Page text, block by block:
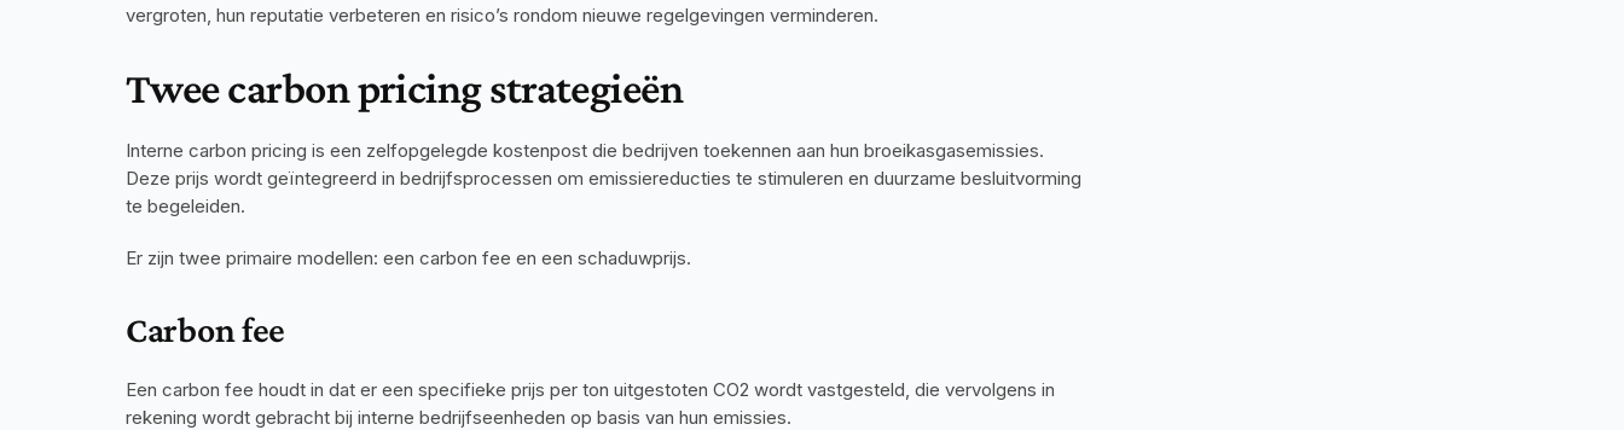
vergroten, hun reputatie verbeteren en risico’s rondom nieuwe regelgevingen verminderen.
Twee carbon pricing strategieën
Interne carbon pricing is een zelfopgelegde kostenpost die bedrijven toekennen aan hun broeikasgasemissies.
Deze prijs wordt geïntegreerd in bedrijfsprocessen om emissiereducties te stimuleren en duurzame besluitvorming
te begeleiden.
Er zijn twee primaire modellen: een carbon fee en een schaduwprijs.
Carbon fee
Een carbon fee houdt in dat er een specifieke prijs per ton uitgestoten CO2 wordt vastgesteld, die vervolgens in
rekening wordt gebracht bij interne bedrijfseenheden op basis van hun emissies.